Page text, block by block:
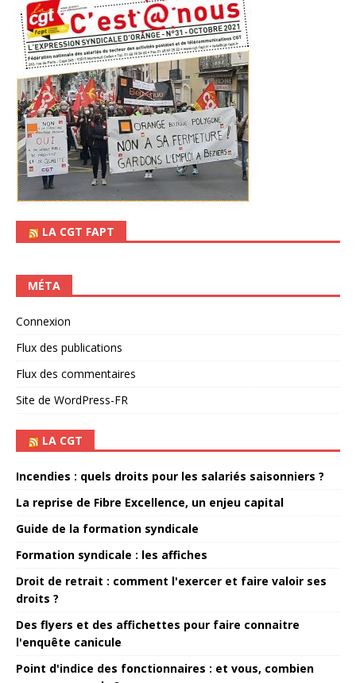
LA CGT FAPT
MÉTA
Connexion
Flux des publications
Flux des commentaires
Site de WordPress-FR
LA CGT
Incendies : quels droits pour les salariés saisonniers ?
La reprise de Fibre Excellence, un enjeu capital
Guide de la formation syndicale
Formation syndicale : les affiches
Droit de retrait : comment l'exercer et faire valoir ses
droits ?
Des flyers et des affichettes pour faire connaitre
l'enquête canicule
Point d'indice des fonctionnaires : et vous, combien